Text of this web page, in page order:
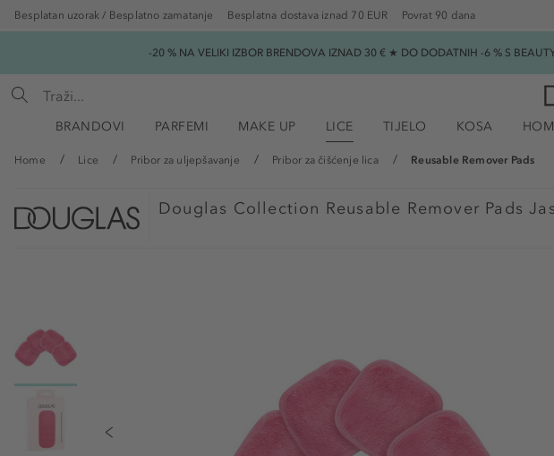
Besplatan uzorak / Besplatno zamatanje Besplatna dostava iznad 70 EUR Povrat 90 dana
-20 % NA VELIKI IZBOR BRENDOVA IZNAD 30 € ★ DO DODATNIH -6 % S
BRANDOVI PARFEMI MAKE UP LICE TIJELO KOSA
Home Lice Pribor za uljepšavanje Pribor za čišćenje lica Reusable Remover Pads
Douglas Collection Reusable Remover Pads